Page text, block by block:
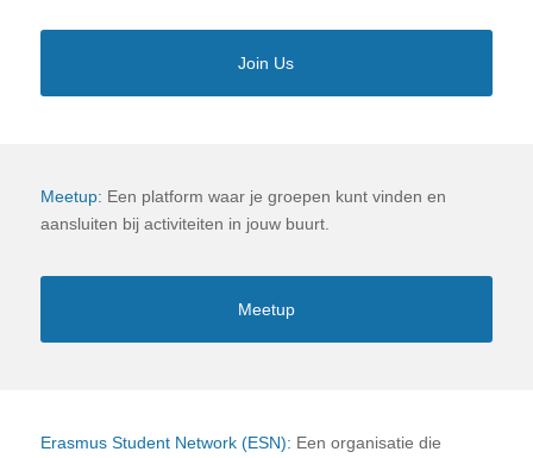
Join Us
Meetup: Een platform waar je groepen kunt vinden en
aansluiten bij activiteiten in jouw buurt.
Meetup
Erasmus Student Network (ESN): Een organisatie die